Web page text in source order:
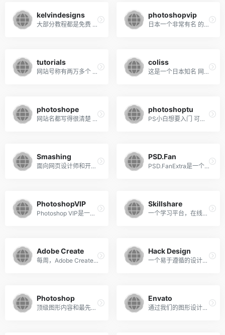
kelvindesigns
大部分教程都是免费 YouTube也有连载
photoshopvip
日本一个非常有名 的设计干货网站
tutorials
网站号称有两万多个 PS教程的网站
coliss
这是一个日本知名 网页设计技巧站
photoshope
网站名都写得很清楚 有空好好补补ps基础
photoshoptu
PS小白想要入门 可以开始收藏
Smashing
面向网页设计师和开发者,致力于为设计界提供高质量的内容。
PSD.Fan
PSD.FanExtra是一个以设计和Photoshop为中心的博客
PhotoshopVIP
Photoshop VIP是一个博客媒体，提供免费的材料，如从世界各地收集的优秀免费字体，如何使用Photoshop，最新的设计新闻
Skillshare
一个学习平台，在线课程由世界上最好的实践者教授。
Adobe Create
每周，Adobe Create Magazine都会以创新艺术家为特色
Hack Design
一个易于遵循的设计课程，为那些做令人惊奇的事情的人。每周收到收件箱中的设计课程，由设计专业人员手工制作。
Photoshop
顶级图形内容和最先进的股票图像搜索引擎
Envato
通过我们的图形设计和插图内容保持最新或学习新技能